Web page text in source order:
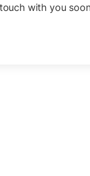
with you